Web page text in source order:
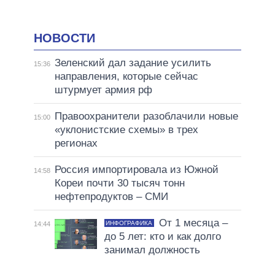
НОВОСТИ
15:36 Зеленский дал задание усилить
направления, которые сейчас
штурмует армия рф
15:00
Правоохранители разоблачили новые
«уклонистские схемы» в трех
регионах
14:58
Россия импортировала из Южной
Кореи почти 30 тысяч тонн
нефтепродуктов – СМИ
14:44 ИНФОГРАФИКА
От 1 месяца –
до 5 лет: кто и как долго
занимал должность